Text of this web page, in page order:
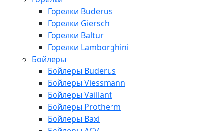
Горелки Buderus
Горелки Giersch
Горелки Baltur
Горелки Lamborghini
Бойлеры
Бойлеры Buderus
Бойлеры Viessmann
Бойлеры Vaillant
Бойлеры Protherm
Бойлеры Baxi